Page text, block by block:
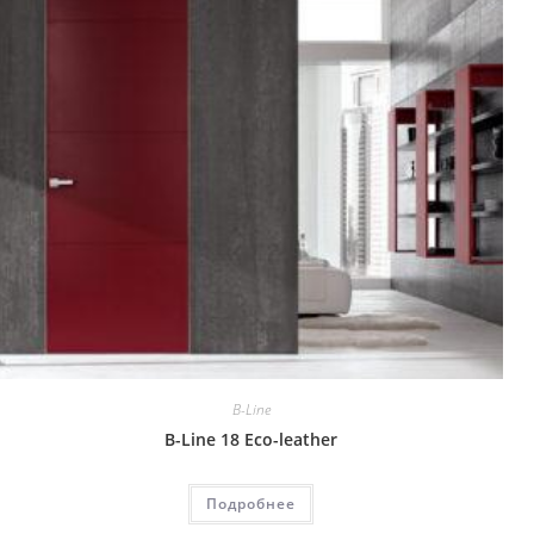
B-Line
B-Line 18 Eco-leather
Подробнее